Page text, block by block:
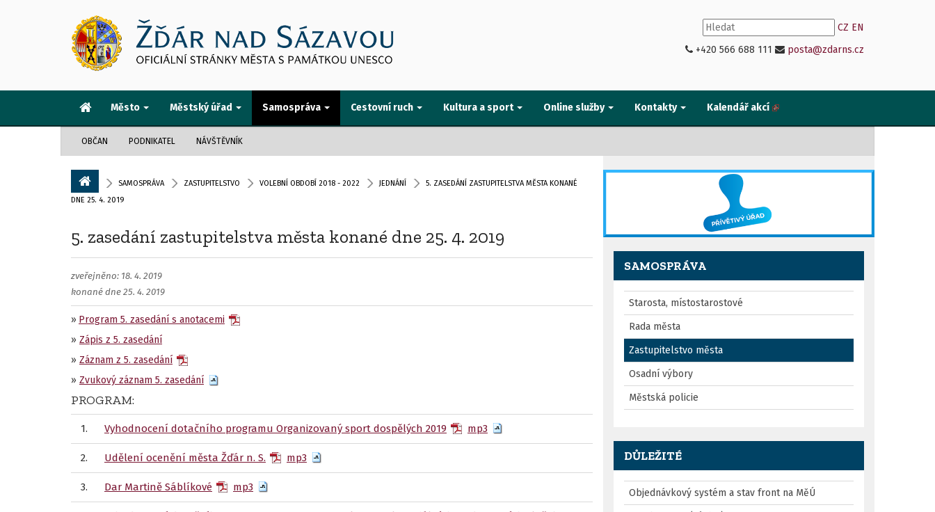
CZ EN
+420 566 688 111
posta@zdarns.cz
Město Městský úřad Samospráva Cestovní ruch Kultura a sport Online služby Kontakty Kalendář akcí
OBČAN PODNIKATEL NÁVŠTĚVNÍK
SAMOSPRÁVA ZASTUPITELSTVO VOLEBNÍ OBDOBÍ 2018 - 2022 JEDNÁNÍ
5. ZASEDÁNÍ ZASTUPITELSTVA MĚSTA KONANÉ
DNE 25. 4. 2019
5. zasedání zastupitelstva města konané dne 25. 4. 2019
zveřejněno: 18. 4. 2019
konané dne 25. 4. 2019
» Program 5. zasedání s anotacemi
» Zápis z 5. zasedání
» Záznam z 5. zasedání
» Zvukový záznam 5. zasedání
PROGRAM:
1. Vyhodnocení dotačního programu Organizovaný sport dospělých 2019 mp3
2. Udělení ocenění města Žďár n. S. mp3
3. Dar Martině Sáblíkové mp3
SAMOSPRÁVA
Starosta, místostarostové
Rada města
Zastupitelstvo města
Osadní výbory
Městská policie
DŮLEŽITÉ
Objednávkový systém a stav front na MěÚ